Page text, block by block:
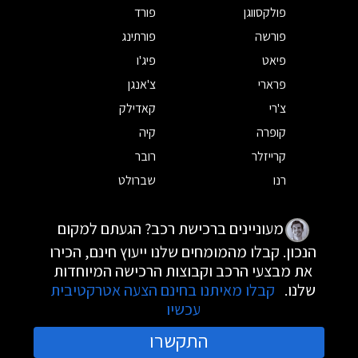
פולקסווגן
פורד
פורשה
פורתינג
פיאט
פיג'ו
פרארי
צ'אנגן
צ'רי
קאדילק
קופרה
קיה
קרייזלר
רובר
רנו
שברולט
מעוניינים ברכישת רכב? הגעתם למקום
הנכון. קבלו מהמומחים שלנו ייעוץ חינם, הכירו
את מבצעי הרכב וקבוצות הרכישה המיוחדות
שלנו. קבלו מאיתנו בחינם הצעה אטרקטיבית
עכשיו
התקשרו